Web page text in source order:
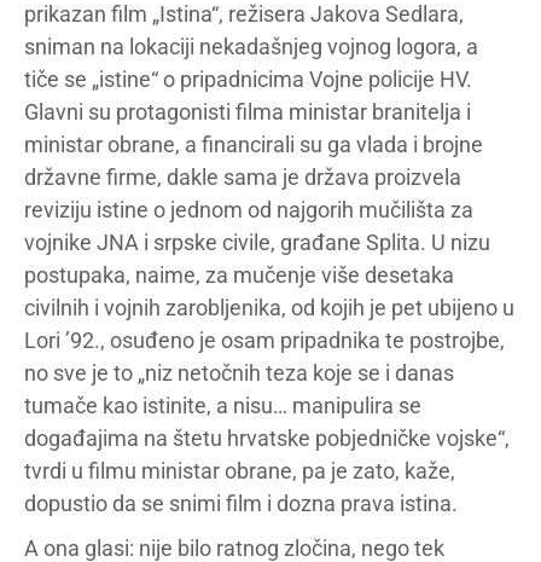
prikazan film „Istina“, režisera Jakova Sedlara,
sniman na lokaciji nekadašnjeg vojnog logora, a
tiče se „istine“ o pripadnicima Vojne policije HV.
Glavni su protagonisti filma ministar branitelja i
ministar obrane, a financirali su ga vlada i brojne
državne firme, dakle sama je država proizvela
reviziju istine o jednom od najgorih mučilišta za
vojnike JNA i srpske civile, građane Splita. U nizu
postupaka, naime, za mučenje više desetaka
civilnih i vojnih zarobljenika, od kojih je pet ubijeno u
Lori ’92., osuđeno je osam pripadnika te postrojbe,
no sve je to „niz netočnih teza koje se i danas
tumače kao istinite, a nisu… manipulira se
događajima na štetu hrvatske pobjedničke vojske“,
tvrdi u filmu ministar obrane, pa je zato, kaže,
dopustio da se snimi film i dozna prava istina.
A ona glasi: nije bilo ratnog zločina, nego tek